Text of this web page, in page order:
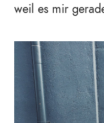
weil es mir